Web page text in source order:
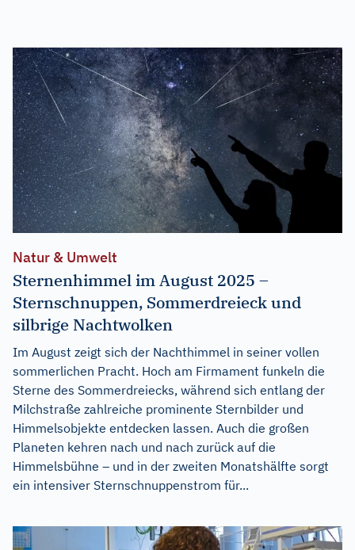
Natur & Umwelt
Sternenhimmel im August 2025 –
Sternschnuppen, Sommerdreieck und
silbrige Nachtwolken
Im August zeigt sich der Nachthimmel in seiner vollen
sommerlichen Pracht. Hoch am Firmament funkeln die
Sterne des Sommerdreiecks, während sich entlang der
Milchstraße zahlreiche prominente Sternbilder und
Himmelsobjekte entdecken lassen. Auch die großen
Planeten kehren nach und nach zurück auf die
Himmelsbühne – und in der zweiten Monatshälfte sorgt
ein intensiver Sternschnuppenstrom für...